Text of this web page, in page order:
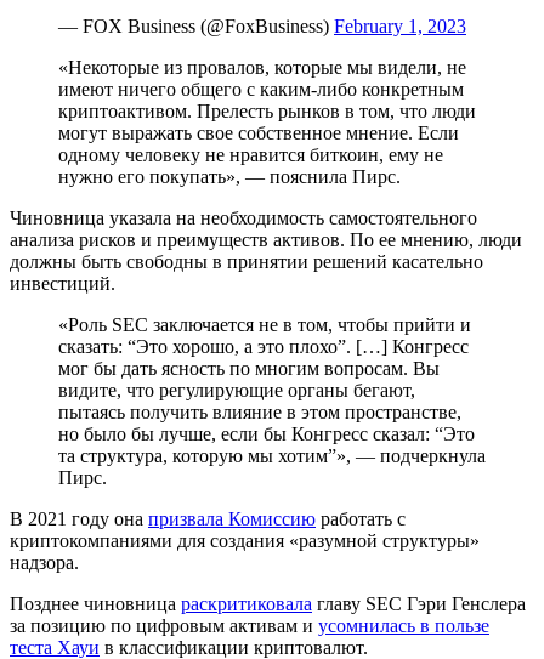
— FOX Business (@FoxBusiness) February 1, 2023
«Некоторые из провалов, которые мы видели, не
имеют ничего общего с каким-либо конкретным
криптоактивом. Прелесть рынков в том, что люди
могут выражать свое собственное мнение. Если
одному человеку не нравится биткоин, ему не
нужно его покупать», — пояснила Пирс.
Чиновница указала на необходимость самостоятельного
анализа рисков и преимуществ активов. По ее мнению, люди
должны быть свободны в принятии решений касательно
инвестиций.
«Роль SEC заключается не в том, чтобы прийти и
сказать: “Это хорошо, а это плохо”. […] Конгресс
мог бы дать ясность по многим вопросам. Вы
видите, что регулирующие органы бегают,
пытаясь получить влияние в этом пространстве,
но было бы лучше, если бы Конгресс сказал: “Это
та структура, которую мы хотим”», — подчеркнула
Пирс.
В 2021 году она призвала Комиссию работать с
криптокомпаниями для создания «разумной структуры»
надзора.
Позднее чиновница раскритиковала главу SEC Гэри Генслера
за позицию по цифровым активам и усомнилась в пользе
теста Хауи в классификации криптовалют.